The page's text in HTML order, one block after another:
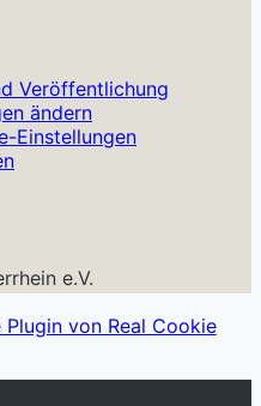
Veröffentlichung
ändern
Einstellungen
e.V.
von Real Cookie